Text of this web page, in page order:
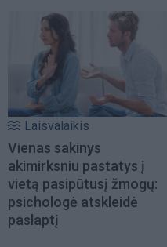
Laisvalaikis
Vienas sakinys
akimirksniu pastatys į
vietą pasipūtusį žmogų:
psichologė atskleidė
paslaptį